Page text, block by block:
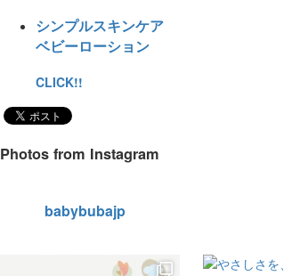
シンプルスキンケア
ベビーローション
CLICK!!
Photos from Instagram
babybubajp